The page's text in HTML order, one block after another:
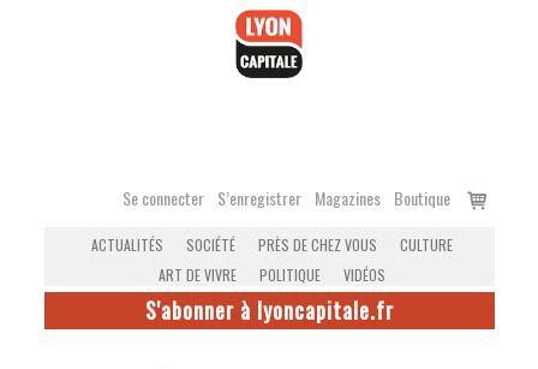
Se connecter S’enregistrer Magazines Boutique
Voir
ACTUALITÉS SOCIÉTÉ PRÈS DE CHEZ VOUS
CULTURE
ART DE VIVRE
POLITIQUE VIDÉOS
S'abonner à lyoncapitale.fr